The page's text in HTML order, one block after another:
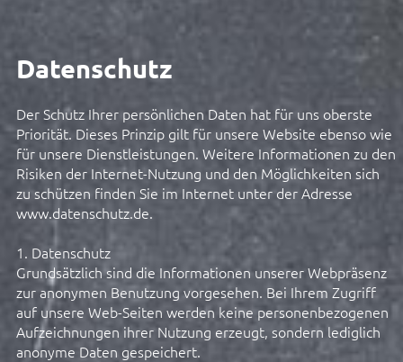
Datenschutz
Der Schutz Ihrer persönlichen Daten hat für uns oberste
Priorität. Dieses Prinzip gilt für unsere Website ebenso wie
für unsere Dienstleistungen. Weitere Informationen zu den
Risiken der Internet-Nutzung und den Möglichkeiten sich
zu schützen finden Sie im Internet unter der Adresse
www.datenschutz.de.
1. Datenschutz
Grundsätzlich sind die Informationen unserer Webpräsenz
zur anonymen Benutzung vorgesehen. Bei Ihrem Zugriff
auf unsere Web-Seiten werden keine personenbezogenen
Aufzeichnungen ihrer Nutzung erzeugt, sondern lediglich
anonyme Daten gespeichert.